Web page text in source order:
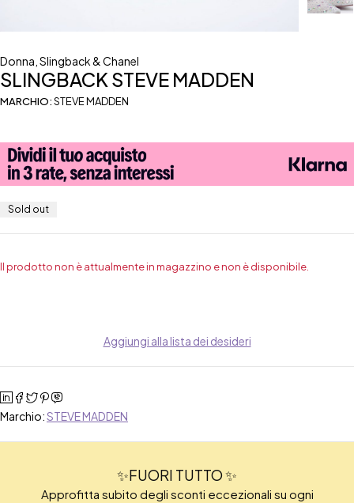
Donna Slingback & Chanel
SLINGBACK STEVE MADDEN
MARCHIO:STEVE MADDEN
Sold out
Il prodotto non è attualmente in magazzino e non è disponibile.
Aggiungi alla lista dei desideri
Marchio:STEVE MADDEN
✨FUORI TUTTO ✨
Approfitta subito degli sconti eccezionali su ogni